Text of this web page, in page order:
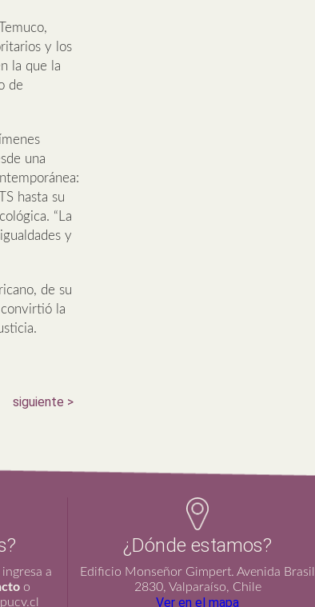
y los
la que la
de
una
hasta su
“La
y
de su
la
siguiente >
a
o
¿Dónde estamos?
Edificio Monseñor Gimpert. Avenida Brasil
2830, Valparaíso, Chile
Ver en el mapa